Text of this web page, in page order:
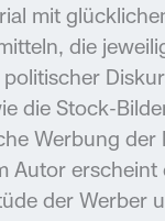
mit
die
die Stock-
Werbung
Autor
der Werber